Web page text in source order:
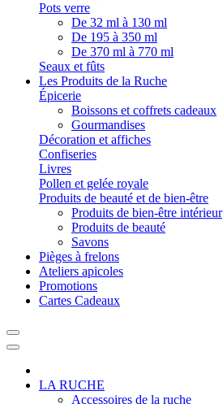
Pots verre
De 32 ml à 130 ml
De 195 à 350 ml
De 370 ml à 770 ml
Seaux et fûts
Les Produits de la Ruche
Épicerie
Boissons et coffrets cadeaux
Gourmandises
Décoration et affiches
Confiseries
Livres
Pollen et gelée royale
Produits de beauté et de bien-être
Produits de bien-être intérieur
Produits de beauté
Savons
Pièges à frelons
Ateliers apicoles
Promotions
Cartes Cadeaux
LA RUCHE
Accessoires de la ruche